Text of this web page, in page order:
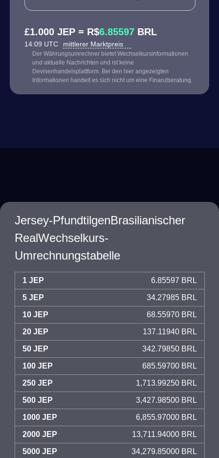
£1.000 JEP = R$6.85597 BRL
14:09 UTC mittlerer Marktpreis
Der Währungsumrechner bietet Wechselkursinformationen
und aktuelle Nachrichten und ist keine
Devisenhandelsplattform. Bei den hier angezeigten
Informationen handelt es sich nicht um eine Finanzberatung.
Jersey-PfundtilgenBrasilianischer
RealWechselkurs-
Umrechnungstabelle
1 JEP 6.85597 BRL
5 JEP 34.27985 BRL
10 JEP 68.55970 BRL
20 JEP 137.11940 BRL
50 JEP 342.79850 BRL
100 JEP 685.59700 BRL
250 JEP 1,713.99250 BRL
500 JEP 3,427.98500 BRL
1000 JEP 6,855.97000 BRL
2000 JEP 13,711.94000 BRL
5000 JEP 34,279.85000 BRL